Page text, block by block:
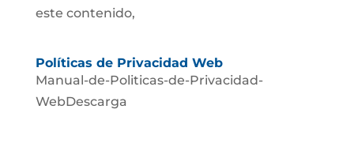
este contenido,
Políticas de Privacidad Web
Manual-de-Politicas-de-Privacidad-
WebDescarga